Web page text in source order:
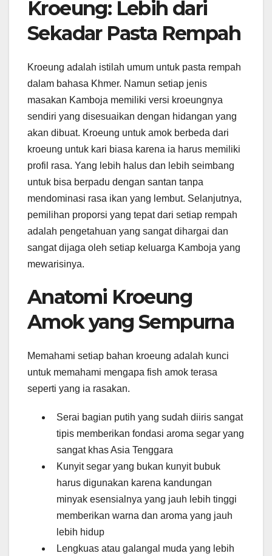
Kroeung: Lebih dari
Sekadar Pasta Rempah
Kroeung adalah istilah umum untuk pasta rempah
dalam bahasa Khmer. Namun setiap jenis
masakan Kamboja memiliki versi kroeungnya
sendiri yang disesuaikan dengan hidangan yang
akan dibuat. Kroeung untuk amok berbeda dari
kroeung untuk kari biasa karena ia harus memiliki
profil rasa. Yang lebih halus dan lebih seimbang
untuk bisa berpadu dengan santan tanpa
mendominasi rasa ikan yang lembut. Selanjutnya,
pemilihan proporsi yang tepat dari setiap rempah
adalah pengetahuan yang sangat dihargai dan
sangat dijaga oleh setiap keluarga Kamboja yang
mewarisinya.
Anatomi Kroeung
Amok yang Sempurna
Memahami setiap bahan kroeung adalah kunci
untuk memahami mengapa fish amok terasa
seperti yang ia rasakan.
Serai bagian putih yang sudah diiris sangat
tipis memberikan fondasi aroma segar yang
sangat khas Asia Tenggara
Kunyit segar yang bukan kunyit bubuk
harus digunakan karena kandungan
minyak esensialnya yang jauh lebih tinggi
memberikan warna dan aroma yang jauh
lebih hidup
Lengkuas atau galangal muda yang lebih